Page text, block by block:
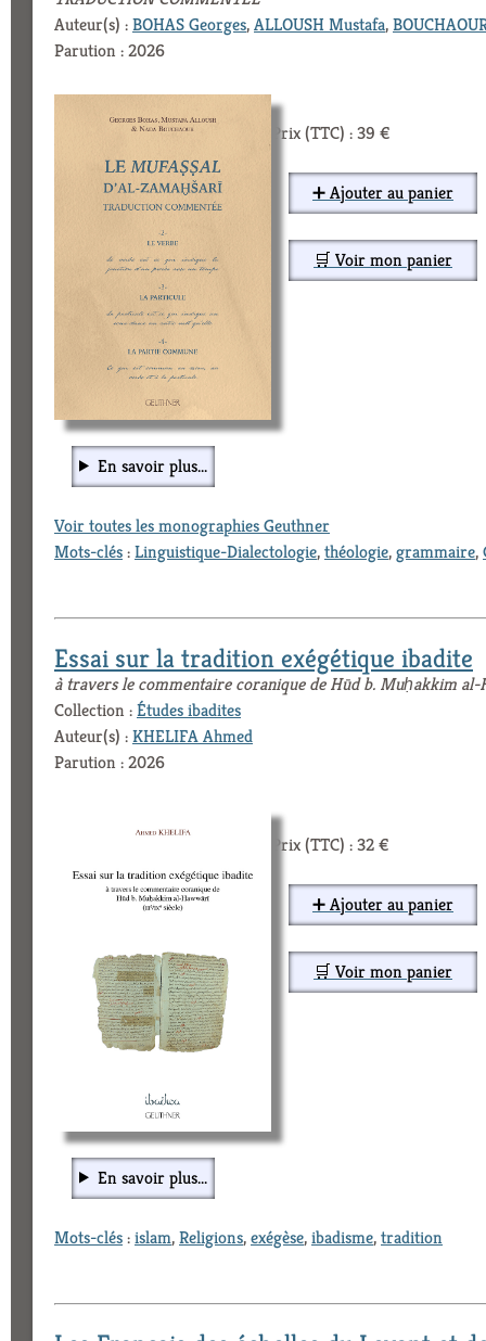
Auteur(s) :BOHAS Georges,ALLOUSH Mustafa,
Parution : 2026
Prix (TTC) : 39 €
➕ Ajouter au panier
🛒 Voir mon panier
En savoir plus...
Voir toutes les monographies Geuthner
Mots-clés:Linguistique-Dialectologie,théologie,grammaire,
Essai sur la tradition exégétique ibadite
à travers le commentaire coranique de Hūd b. Muḥakkim
Collection :Études ibadites
Auteur(s) :KHELIFA Ahmed
Parution : 2026
Prix (TTC) : 32 €
➕ Ajouter au panier
🛒 Voir mon panier
En savoir plus...
Mots-clés:islam,Religions,exégèse,ibadisme,tradition